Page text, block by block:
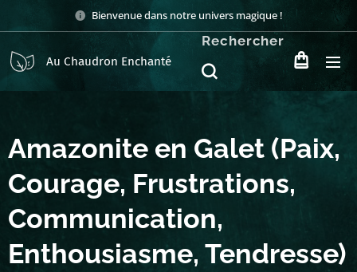
Bienvenue dans notre univers magique !
Au Chaudron Enchanté
Rechercher
Amazonite en Galet (Paix,
Courage, Frustrations,
Communication,
Enthousiasme, Tendresse)